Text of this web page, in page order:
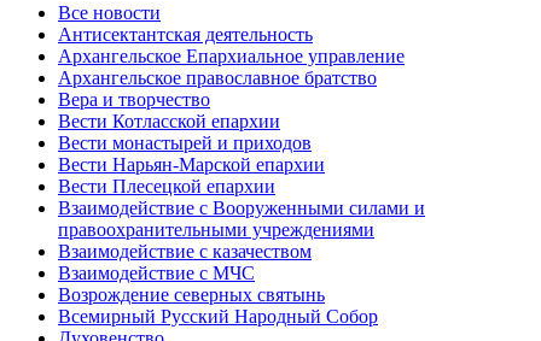
Все новости
Антисектантская деятельность
Архангельское Епархиальное управление
Архангельское православное братство
Вера и творчество
Вести Котласской епархии
Вести монастырей и приходов
Вести Нарьян-Марской епархии
Вести Плесецкой епархии
Взаимодействие с Вооруженными силами и
правоохранительными учреждениями
Взаимодействие с казачеством
Взаимодействие с МЧС
Возрождение северных святынь
Всемирный Русский Народный Собор